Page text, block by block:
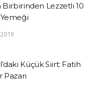
Birbirinden Lezzetli 10
Küçük Siirt: Fatih
Pazarı